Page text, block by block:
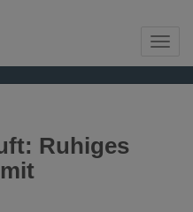
Ruhiges